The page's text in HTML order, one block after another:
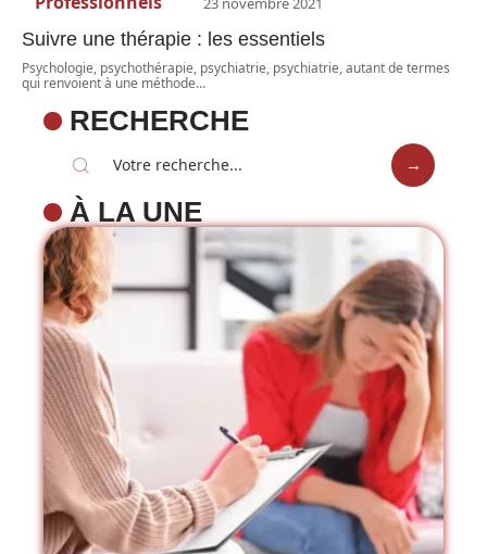
Suivre une thérapie : les essentiels
Psychologie, psychothérapie, psychiatrie, psychiatrie, autant de termes
qui renvoient à une méthode…
RECHERCHE
À LA UNE